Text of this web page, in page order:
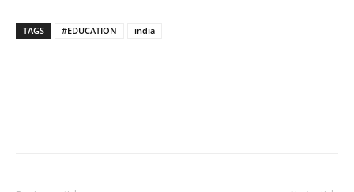
TAGS #EDUCATION india